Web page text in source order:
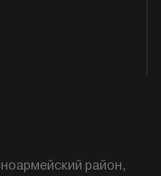
район,